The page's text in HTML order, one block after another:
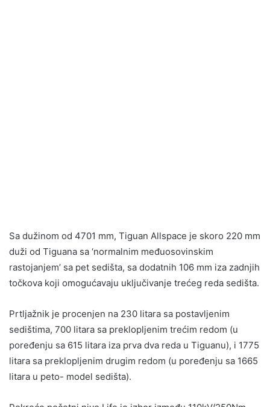
Sa dužinom od 4701 mm, Tiguan Allspace je skoro 220 mm
duži od Tiguana sa ‘normalnim međuosovinskim
rastojanjem’ sa pet sedišta, sa dodatnih 106 mm iza zadnjih
točkova koji omogućavaju uključivanje trećeg reda sedišta.
Prtljažnik je procenjen na 230 litara sa postavljenim
sedištima, 700 litara sa preklopljenim trećim redom (u
poređenju sa 615 litara iza prva dva reda u Tiguanu), i 1775
litara sa preklopljenim drugim redom (u poređenju sa 1665
litara u peto- model sedišta).